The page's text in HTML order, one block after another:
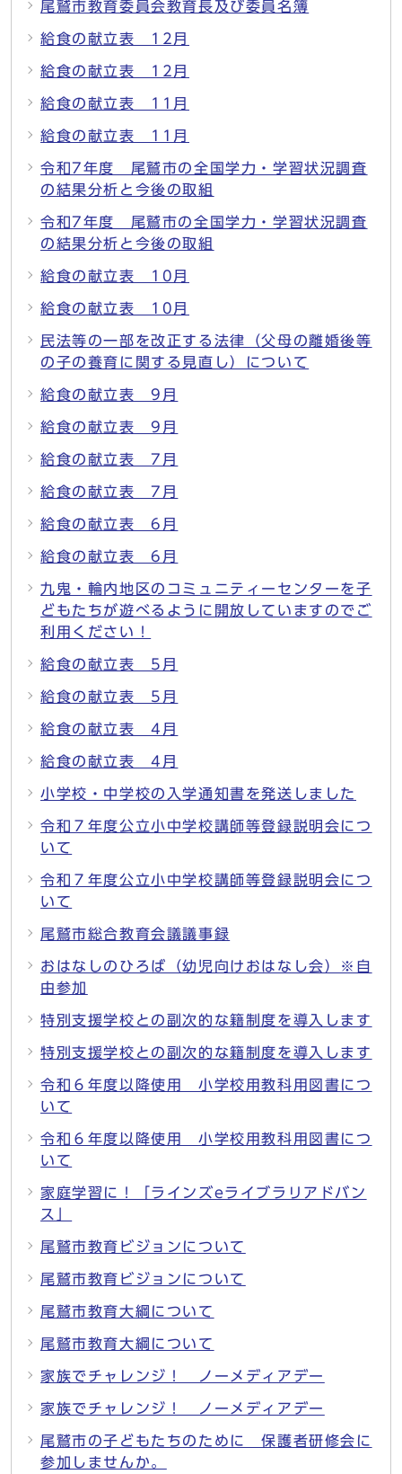
尾鷲市教育委員会教育長及び委員名簿
給食の献立表 12月
給食の献立表 12月
給食の献立表 11月
給食の献立表 11月
令和7年度 尾鷲市の全国学力・学習状況調査
の結果分析と今後の取組
令和7年度 尾鷲市の全国学力・学習状況調査
の結果分析と今後の取組
給食の献立表 10月
給食の献立表 10月
民法等の一部を改正する法律（父母の離婚後等
の子の養育に関する見直し）について
給食の献立表 9月
給食の献立表 9月
給食の献立表 7月
給食の献立表 7月
給食の献立表 6月
給食の献立表 6月
九鬼・輪内地区のコミュニティーセンターを子
どもたちが遊べるように開放していますのでご
利用ください！
給食の献立表 5月
給食の献立表 5月
給食の献立表 4月
給食の献立表 4月
小学校・中学校の入学通知書を発送しました
令和７年度公立小中学校講師等登録説明会につ
いて
令和７年度公立小中学校講師等登録説明会につ
いて
尾鷲市総合教育会議議事録
おはなしのひろば（幼児向けおはなし会）※自
由参加
特別支援学校との副次的な籍制度を導入します
特別支援学校との副次的な籍制度を導入します
令和６年度以降使用 小学校用教科用図書につ
いて
令和６年度以降使用 小学校用教科用図書につ
いて
家庭学習に！「ラインズeライブラリアドバン
ス」
尾鷲市教育ビジョンについて
尾鷲市教育ビジョンについて
尾鷲市教育大綱について
尾鷲市教育大綱について
家族でチャレンジ！ ノーメディアデー
家族でチャレンジ！ ノーメディアデー
尾鷲市の子どもたちのために 保護者研修会に
参加しませんか。